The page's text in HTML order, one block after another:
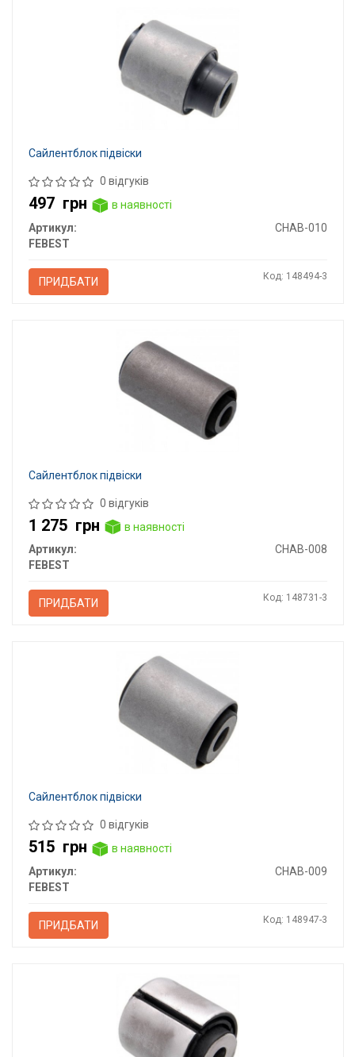
Сайлентблок підвіски
0 відгуків
497 грн
в наявності
Артикул:
CHAB-010
FEBEST
ПРИДБАТИ Код: 148494-3
Сайлентблок підвіски
0 відгуків
1 275 грн
в наявності
Артикул:
CHAB-008
FEBEST
ПРИДБАТИ Код: 148731-3
Сайлентблок підвіски
0 відгуків
515 грн
в наявності
Артикул:
CHAB-009
FEBEST
ПРИДБАТИ Код: 148947-3